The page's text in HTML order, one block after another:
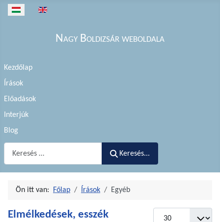
Válasszon nyelvet
Nagy Boldizsár weboldala
Kezdőlap
Írások
Előadások
Interjúk
Blog
Keresés...
Ön itt van: Főlap Írások Egyéb
Elmélkedések, esszék